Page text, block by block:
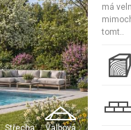
Střecha: Valbová
má
tomt..